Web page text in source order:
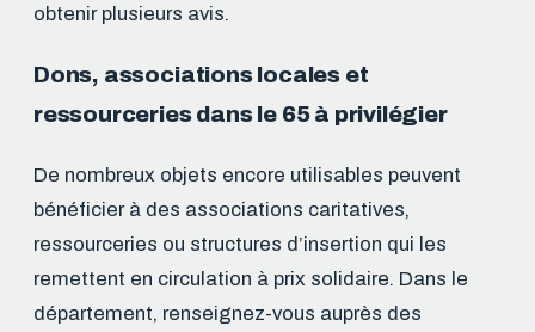
obtenir plusieurs avis.
Dons, associations locales et
ressourceries dans le 65 à privilégier
De nombreux objets encore utilisables peuvent
bénéficier à des associations caritatives,
ressourceries ou structures d’insertion qui les
remettent en circulation à prix solidaire. Dans le
département, renseignez-vous auprès des